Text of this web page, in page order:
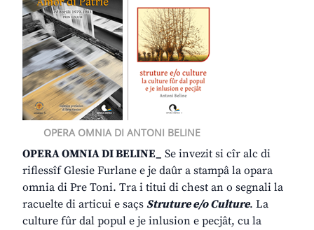
OPERA OMNIA DI ANTONI BELINE
OPERA OMNIA DI BELINE_ Se invezit si cîr alc di
riflessîf Glesie Furlane e je daûr a stampâ la opara
omnia di Pre Toni. Tra i titui di chest an o segnali la
racuelte di articui e saçs Struture e/o Culture. La
culture fûr dal popul e je inlusion e pecjât, cu la